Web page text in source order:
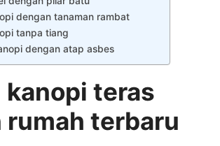
dengan tanaman rambat
tanpa tiang
dengan atap asbes
kanopi teras
rumah terbaru